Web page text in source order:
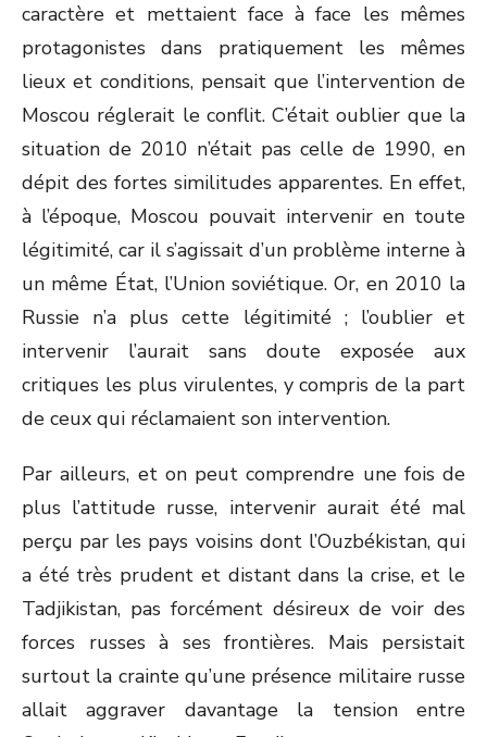
caractère et mettaient face à face les mêmes
protagonistes dans pratiquement les mêmes
lieux et conditions, pensait que l’intervention de
Moscou réglerait le conflit. C’était oublier que la
situation de 2010 n’était pas celle de 1990, en
dépit des fortes similitudes apparentes. En effet,
à l’époque, Moscou pouvait intervenir en toute
légitimité, car il s’agissait d’un problème interne à
un même État, l’Union soviétique. Or, en 2010 la
Russie n’a plus cette légitimité ; l’oublier et
intervenir l’aurait sans doute exposée aux
critiques les plus virulentes, y compris de la part
de ceux qui réclamaient son intervention.
Par ailleurs, et on peut comprendre une fois de
plus l’attitude russe, intervenir aurait été mal
perçu par les pays voisins dont l’Ouzbékistan, qui
a été très prudent et distant dans la crise, et le
Tadjikistan, pas forcément désireux de voir des
forces russes à ses frontières. Mais persistait
surtout la crainte qu’une présence militaire russe
allait aggraver davantage la tension entre